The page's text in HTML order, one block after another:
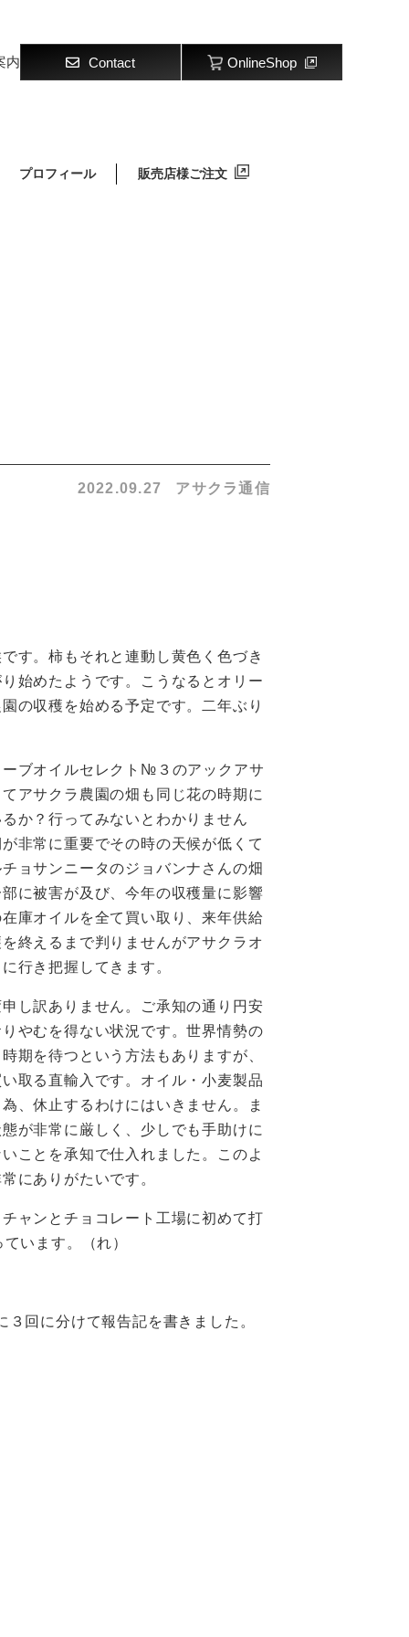
内 Contact OnlineShop
プロフィール 販売店様ご注文
2022.09.27 アサクラ通信
す。柿もそれと連動し黄色く色づき
始めたようです。こうなるとオリー
の収穫を始める予定です。二年ぶり
ブオイルセレクト№３のアックアサ
アサクラ農園の畑も同じ花の時期に
か？行ってみないとわかりません
非常に重要でその時の天候が低くて
ョサンニータのジョバンナさんの畑
に被害が及び、今年の収穫量に影響
庫オイルを全て買い取り、来年供給
終えるまで判りませんがアサクラオ
行き把握してきます。
し訳ありません。ご承知の通り円安
やむを得ない状況です。世界情勢の
期を待つという方法もありますが、
取る直輸入です。オイル・小麦製品
、休止するわけにはいきません。ま
が非常に厳しく、少しでも手助けに
ことを承知で仕入れました。このよ
にありがたいです。
ャンとチョコレート工場に初めて打
います。（れ）
回に分けて報告記を書きました。